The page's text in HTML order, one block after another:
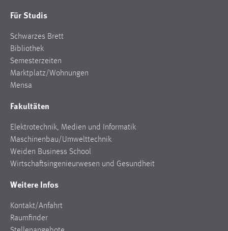
Für Studis
Schwarzes Brett
Bibliothek
Semesterzeiten
Marktplatz/Wohnungen
Mensa
Fakultäten
Elektrotechnik, Medien und Informatik
Maschinenbau/Umwelttechnik
Weiden Business School
Wirtschaftsingenieurwesen und Gesundheit
Weitere Infos
Kontakt/Anfahrt
Raumfinder